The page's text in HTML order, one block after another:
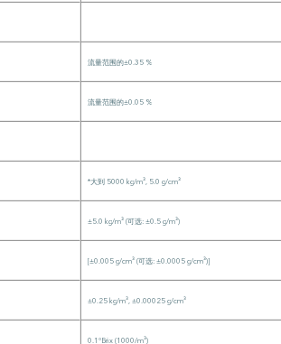
流量范围的±0.35 %
流量范围的±0.05 %
*大到 5000 kg/m³, 5.0 g/cm³
±5.0 kg/m³ (可选: ±0.5 g/m³)
[±0.005 g/cm³ (可选: ±0.0005 g/cm³)]
±0.25 kg/m³, ±0.00025 g/cm³
0.1°Brix (1000/m³)